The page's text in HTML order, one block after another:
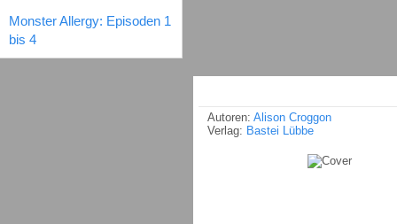
Monster Allergy: Episoden 1
bis 4
Autoren: Alison Croggon
Verlag: Bastei Lübbe